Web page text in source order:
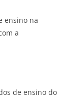
ensino na
a
de ensino do